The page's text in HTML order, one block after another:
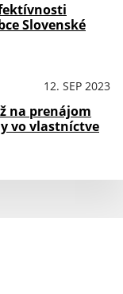
Slovenské
12. SEP 2023
na prenájom
vo vlastníctve